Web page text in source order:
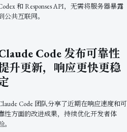
和 Responses API，无需将服务器暴露
公共互联网。
Code 发布可靠性
升更新，响应更快更稳
Code 团队分享了近期在响应速度和可
性方面的改进成果，持续优化开发者体
。